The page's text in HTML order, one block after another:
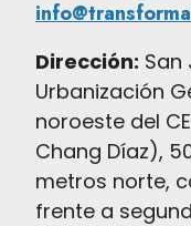
Dirección: San
Urbanización
noroeste del
Chang Díaz),
metros norte,
frente a